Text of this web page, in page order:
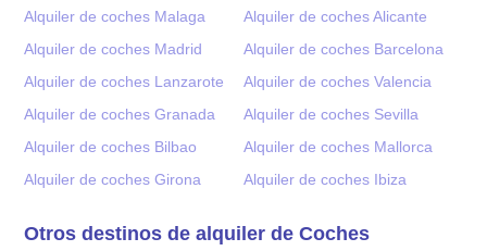
Alquiler de coches Malaga
Alquiler de coches Alicante
Alquiler de coches Madrid
Alquiler de coches Barcelona
Alquiler de coches Lanzarote
Alquiler de coches Valencia
Alquiler de coches Granada
Alquiler de coches Sevilla
Alquiler de coches Bilbao
Alquiler de coches Mallorca
Alquiler de coches Girona
Alquiler de coches Ibiza
Otros destinos de alquiler de Coches